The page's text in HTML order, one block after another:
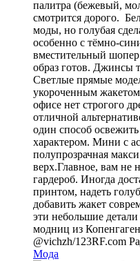
палитра (бежевый,
смотрится дорого.
моды, но голубая
особенно с тёмно-
вместительный
образ готов. Джинсы
Светлые прямые
укороченным
офисе нет строгого
отличной
один способ
характером. Мини с
полупрозрачная
верх.Главное, вам не
гардероб. Иногда
принтом, надеть
добавить жакет
эти небольшие
модниц из
@vichzh/123RF.com
Мода